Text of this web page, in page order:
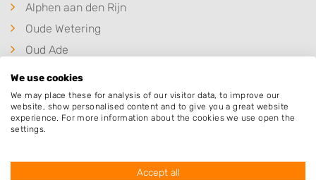
Alphen aan den Rijn
Oude Wetering
Oud Ade
Hazerswoude-Rijndijk
Weteringbrug
Populaire hoveniers
We use cookies
We may place these for analysis of our visitor data, to improve our
website, show personalised content and to give you a great website
experience. For more information about the cookies we use open the
settings.
Accept all